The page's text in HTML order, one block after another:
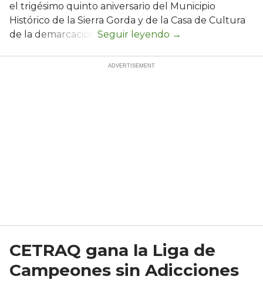
el trigésimo quinto aniversario del Municipio
Histórico de la Sierra Gorda y de la Casa de Cultura
de la demarcación.
CETRAQ gana la Liga de
Campeones sin Adicciones